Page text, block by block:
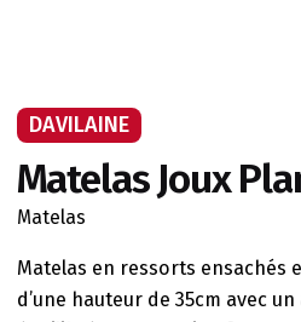
DAVILAINE
Matelas Joux
Matelas
Matelas en ressorts ensachés
d’une hauteur de 35cm avec un